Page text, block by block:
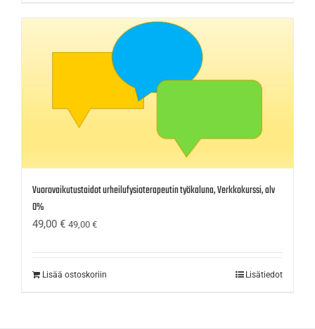
Vuorovaikutustaidot urheilufysioterapeutin työkaluna, Verkkokurssi, alv
0%
49,00 € 49,00 €
Lisää ostoskoriin Lisätiedot